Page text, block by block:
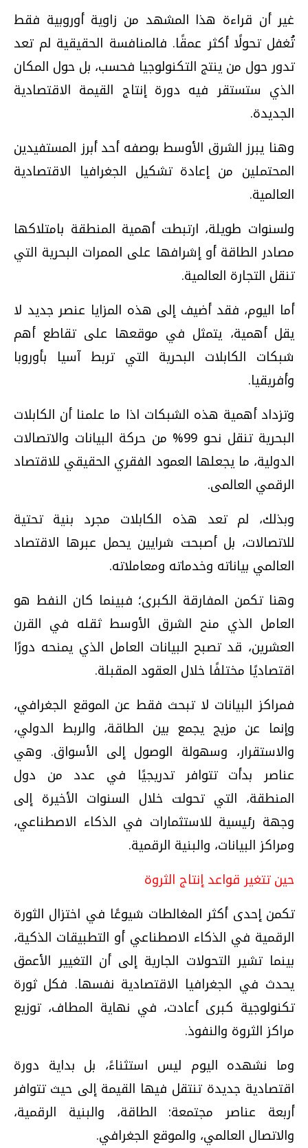
غير أن قراءة هذا المشهد من زاوية أوروبية فقط
تُغفل تحولًا أكثر عمقًا. فالمنافسة الحقيقية لم تعد
تدور حول من ينتج التكنولوجيا فحسب، بل حول المكان
الذي ستستقر فيه دورة إنتاج القيمة الاقتصادية
الجديدة.
وهنا يبرز الشرق الأوسط بوصفه أحد أبرز المستفيدين
المحتملين من إعادة تشكيل الجغرافيا الاقتصادية
العالمية.
ولسنوات طويلة، ارتبطت أهمية المنطقة بامتلاكها
مصادر الطاقة أو إشرافها على الممرات البحرية التي
تنقل التجارة العالمية.
أما اليوم، فقد أضيف إلى هذه المزايا عنصر جديد لا
يقل أهمية، يتمثل في موقعها على تقاطع أهم
شبكات الكابلات البحرية التي تربط آسيا بأوروبا
وأفريقيا.
وتزداد أهمية هذه الشبكات اذا ما علمنا أن الكابلات
البحرية تنقل نحو 99% من حركة البيانات والاتصالات
الدولية، ما يجعلها العمود الفقري الحقيقي للاقتصاد
الرقمي العالمى.
وبذلك، لم تعد هذه الكابلات مجرد بنية تحتية
للاتصالات، بل أصبحت شرايين يحمل عبرها الاقتصاد
العالمي بياناته وخدماته ومعاملاته.
وهنا تكمن المفارقة الكبرى؛ فبينما كان النفط هو
العامل الذي منح الشرق الأوسط ثقله في القرن
العشرين، قد تصبح البيانات العامل الذي يمنحه دورًا
اقتصاديًا مختلفًا خلال العقود المقبلة.
فمراكز البيانات لا تبحث فقط عن الموقع الجغرافي،
وإنما عن مزيج يجمع بين الطاقة، والربط الدولي،
والاستقرار، وسهولة الوصول إلى الأسواق. وهي
عناصر بدأت تتوافر تدريجيًا في عدد من دول
المنطقة، التي تحولت خلال السنوات الأخيرة إلى
وجهة رئيسية للاستثمارات في الذكاء الاصطناعي،
ومراكز البيانات، والبنية الرقمية.
حين تتغير قواعد إنتاج الثروة
تكمن إحدى أكثر المغالطات شيوعًا في اختزال الثورة
الرقمية في الذكاء الاصطناعي أو التطبيقات الذكية،
بينما تشير التحولات الجارية إلى أن التغيير الأعمق
يحدث في الجغرافيا الاقتصادية نفسها. فكل ثورة
تكنولوجية كبرى أعادت، في نهاية المطاف، توزيع
مراكز الثروة والنفوذ.
وما نشهده اليوم ليس استثناءً، بل بداية دورة
اقتصادية جديدة تنتقل فيها القيمة إلى حيث تتوافر
أربعة عناصر مجتمعة: الطاقة، والبنية الرقمية،
والاتصال العالمي، والموقع الجغرافي.